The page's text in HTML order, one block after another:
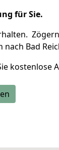
für Sie.
Bad
kostenlose